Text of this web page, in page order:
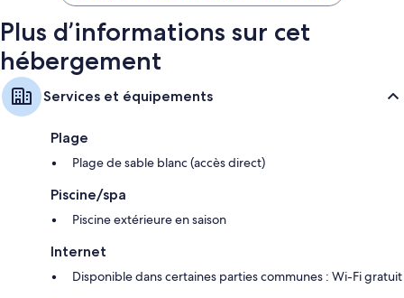
Plus d’informations sur cet
hébergement
Services et équipements
Plage
Plage de sable blanc (accès direct)
Piscine/spa
Piscine extérieure en saison
Internet
Disponible dans certaines parties communes : Wi-Fi gratuit